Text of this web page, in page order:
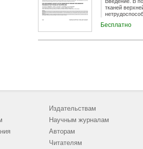
возможность
уменьшению
лечения и
области
тканей
причин и
вошли 184
Бесплатно
Издательствам
Научным журналам
Авторам
Читателям